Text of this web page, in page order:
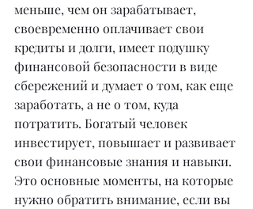
меньше, чем он зарабатывает,
своевременно оплачивает свои
кредиты и долги, имеет подушку
финансовой безопасности в виде
сбережений и думает о том, как еще
заработать, а не о том, куда
потратить. Богатый человек
инвестирует, повышает и развивает
свои финансовые знания и навыки.
Это основные моменты, на которые
нужно обратить внимание, если вы